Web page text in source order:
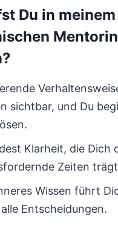
Du in meinem
sichtbar, und Du
Klarheit, die Dich
Zeiten
Wissen führt
Entscheidungen.